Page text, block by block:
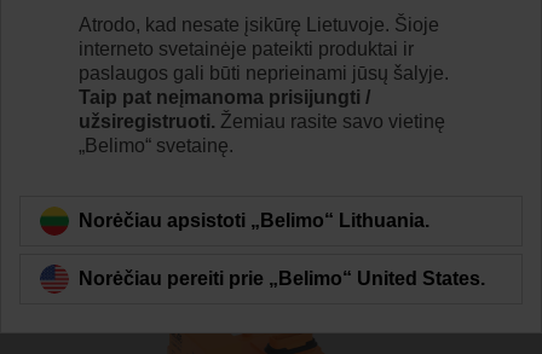
Back to product category
Atrodo, kad nesate įsikūrę Lietuvoje. Šioje
interneto svetainėje pateikti produktai ir
paslaugos gali būti neprieinami jūsų šalyje.
Taip pat neįmanoma prisijungti /
užsiregistruoti. Žemiau rasite savo vietinę
„Belimo“ svetainę.
Norėčiau apsistoti „Belimo“ Lithuania.
Norėčiau pereiti prie „Belimo“ United States.